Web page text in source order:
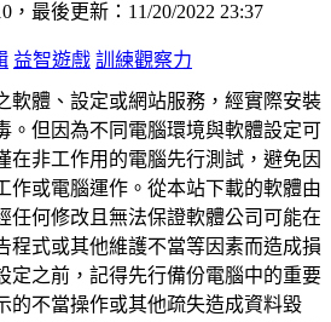
，最後更新：11/20/2022 23:37
益智遊戲 訓練觀察力
軟體、設定或網站服務，經實際安裝
。但因為不同電腦環境與軟體設定可
在非工作用的電腦先行測試，避免因
作或電腦運作。從本站下載的軟體由
任何修改且無法保證軟體公司可能在
程式或其他維護不當等因素而造成損
定之前，記得先行備份電腦中的重要
的不當操作或其他疏失造成資料毀